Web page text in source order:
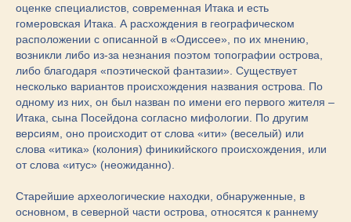
оценке специалистов, современная Итака и есть
гомеровская Итака. А расхождения в географическом
расположении с описанной в «Одиссее», по их мнению,
возникли либо из-за незнания поэтом топографии острова,
либо благодаря «поэтической фантазии». Существует
несколько вариантов происхождения названия острова. По
одному из них, он был назван по имени его первого жителя –
Итака, сына Посейдона согласно мифологии. По другим
версиям, оно происходит от слова «ити» (веселый) или
слова «итика» (колония) финикийского происхождения, или
от слова «итус» (неожиданно).
Старейшие археологические находки, обнаруженные, в
основном, в северной части острова, относятся к раннему